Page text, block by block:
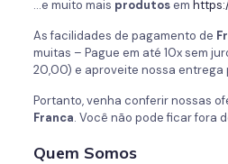
…e muito mais produtosem
As facilidades de pagamento de
muitas – Pague em até 10x sem
20,00) e aproveite nossa entrega
Portanto, venha conferir nossas
Franca. Você não pode ficar fora
Quem Somos